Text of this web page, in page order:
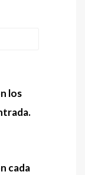
los
cada